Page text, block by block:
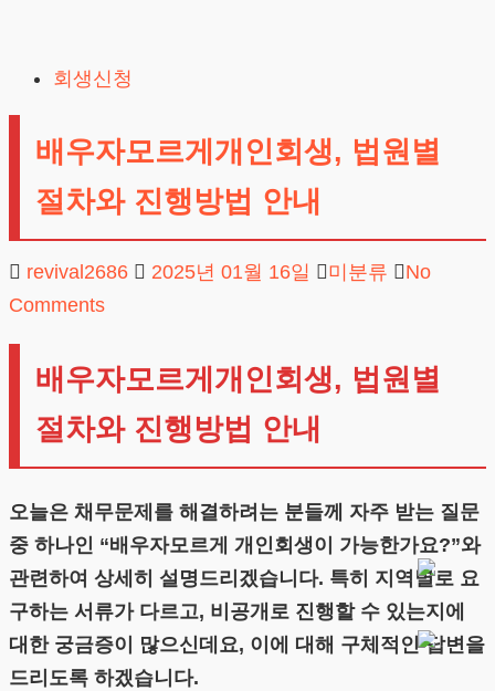
content
회생신청
배우자모르게개인회생, 법원별
절차와 진행방법 안내
revival2686 2025년 01월 16일 미분류
No
Comments
배우자모르게개인회생, 법원별
절차와 진행방법 안내
오늘은 채무문제를 해결하려는 분들께 자주 받는 질문
중 하나인 “배우자모르게 개인회생이 가능한가요?”와
관련하여 상세히 설명드리겠습니다. 특히 지역별로 요
구하는 서류가 다르고, 비공개로 진행할 수 있는지에
대한 궁금증이 많으신데요, 이에 대해 구체적인 답변을
드리도록 하겠습니다.